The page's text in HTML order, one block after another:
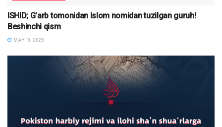
ISHID; G’arb tomonidan Islom nomidan tuzilgan guruh!
Beshinchi qism
MAY 19, 2025